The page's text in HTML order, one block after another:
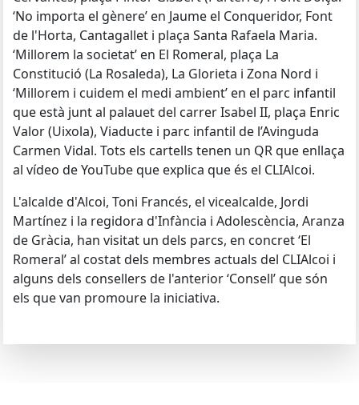
‘No importa el gènere’ en Jaume el Conqueridor, Font
de l'Horta, Cantagallet i plaça Santa Rafaela Maria.
‘Millorem la societat’ en El Romeral, plaça La
Constitució (La Rosaleda), La Glorieta i Zona Nord i
‘Millorem i cuidem el medi ambient’ en el parc infantil
que està junt al palauet del carrer Isabel II, plaça Enric
Valor (Uixola), Viaducte i parc infantil de l’Avinguda
Carmen Vidal. Tots els cartells tenen un QR que enllaça
al vídeo de YouTube que explica que és el CLIAlcoi.
L'alcalde d'Alcoi, Toni Francés, el vicealcalde, Jordi
Martínez i la regidora d'Infància i Adolescència, Aranza
de Gràcia, han visitat un dels parcs, en concret ‘El
Romeral’ al costat dels membres actuals del CLIAlcoi i
alguns dels consellers de l'anterior ‘Consell’ que són
els que van promoure la iniciativa.